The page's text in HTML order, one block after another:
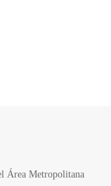
Área Metropolitana